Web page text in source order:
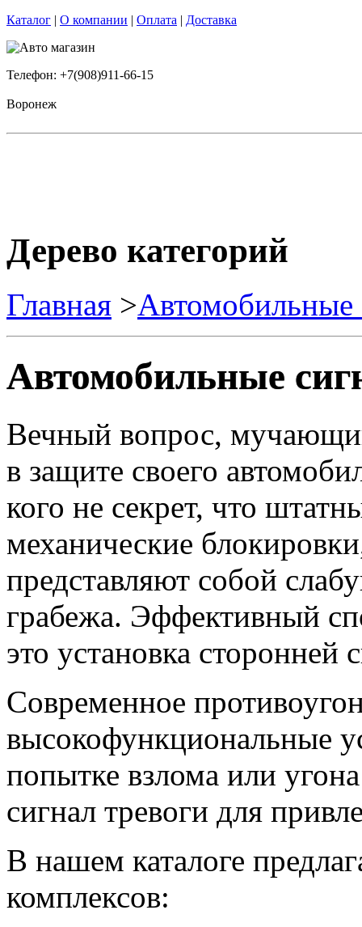
Каталог | О компании | Оплата | Доставка
Телефон: +7(908)911-66-15
Воронеж
Дерево категорий
Главная >Автомобильные
Автомобильные
Вечный вопрос,
в защите своего
кого не секрет, что
механические
представляют собой
грабежа. Эффективный
это установка сторонней
Современное
высокофункциональные
попытке взлома или
сигнал тревоги для
В нашем каталоге
комплексов: